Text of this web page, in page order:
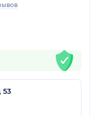
53